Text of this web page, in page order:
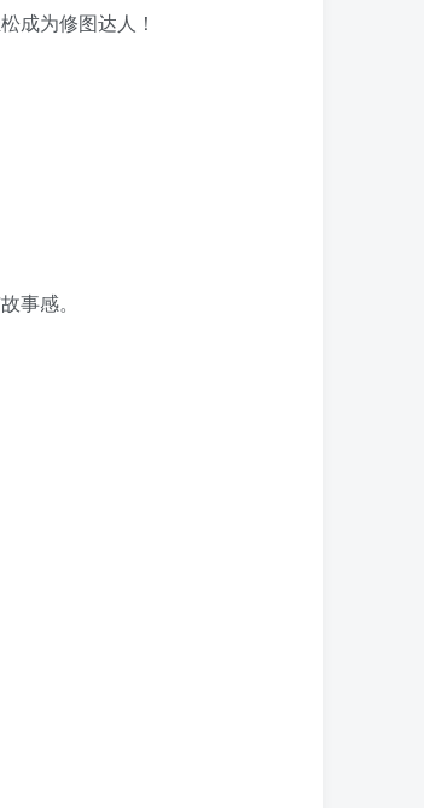
成为修图达人！
事感。